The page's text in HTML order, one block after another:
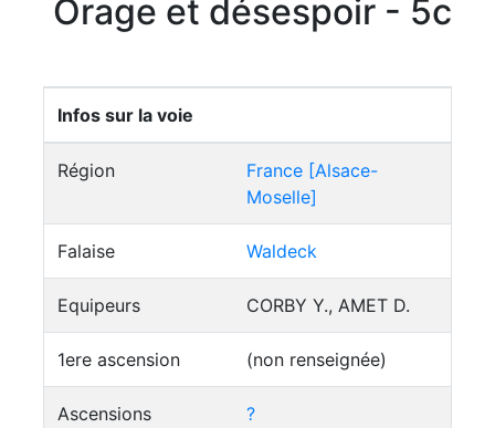
Orage et désespoir - 5c
Infos sur la voie
Région
France [Alsace-
Moselle]
Falaise Waldeck
Equipeurs CORBY Y., AMET D.
1ere ascension (non renseignée)
Ascensions
?